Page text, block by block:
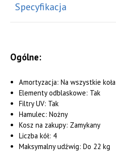
Specyfikacja
Ogólne:
Amortyzacja: Na wszystkie koła
Elementy odblaskowe: Tak
Filtry UV: Tak
Hamulec: Nożny
Kosz na zakupy: Zamykany
Liczba kół: 4
Maksymalny udźwig: Do 22 kg